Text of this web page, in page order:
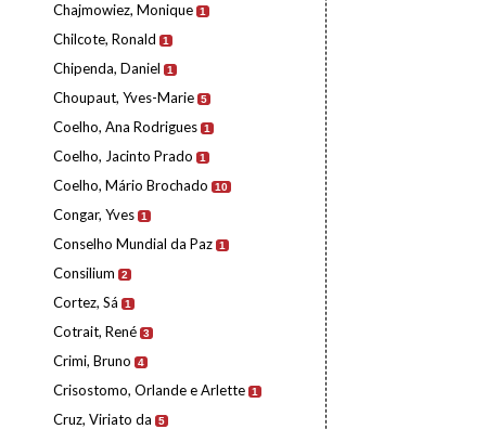
Chajmowiez, Monique 1
Chilcote, Ronald 1
Chipenda, Daniel 1
Choupaut, Yves-Marie 5
Coelho, Ana Rodrigues 1
Coelho, Jacinto Prado 1
Coelho, Mário Brochado 10
Congar, Yves 1
Conselho Mundial da Paz 1
Consilium 2
Cortez, Sá 1
Cotrait, René 3
Crimi, Bruno 4
Crisostomo, Orlande e Arlette 1
Cruz, Viriato da 5